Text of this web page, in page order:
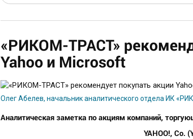
«РИКОМ-ТРАСТ»
Yahoo и Microsoft
Олег Абелев, начальник аналитического отдела ИК
Аналитическая заметка по акциям компаний,
YAHOO!, Co.